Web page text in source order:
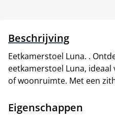
Beschrijving
Eetkamerstoel Luna. .
eetkamerstoel Luna,
of woonruimte. Met een
Eigenschappen